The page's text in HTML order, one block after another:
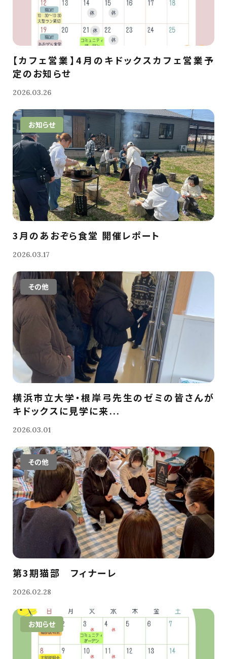
【カフェ営業】4月のキドックスカフェ営業予
定のお知らせ
2026.03.26
お知らせ
3月のあおぞら食堂 開催レポート
2026.03.17
その他
横浜市立大学・根岸弓先生のゼミの皆さんが
キドックスに見学に来...
2026.03.01
その他
第3期猫部 フィナーレ
2026.02.28
お知らせ